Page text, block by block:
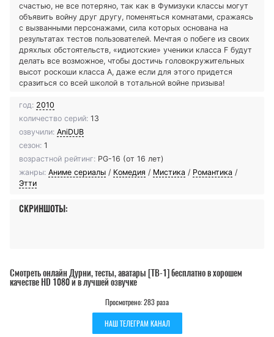
счастью, не все потеряно, так как в Фумизуки классы могут
объявить войну друг другу, поменяться комнатами, сражаясь
с вызванными персонажами, сила которых основана на
результатах тестов пользователей. Мечтая о побеге из своих
дряхлых обстоятельств, «идиотские» ученики класса F будут
делать все возможное, чтобы достичь головокружительных
высот роскоши класса А, даже если для этого придется
сразиться со всей школой в тотальной войне призыва!
год: 2010
количество серий: 13
озвучили: AniDUB
сезон: 1
возрастной рейтинг: PG-16 (от 16 лет)
жанры: Аниме сериалы / Комедия / Мистика / Романтика /
Этти
СКРИНШОТЫ:
Смотреть онлайн Дурни, тесты, аватары [ТВ-1] бесплатно в хорошем
качестве HD 1080 и в лучшей озвучке
Просмотрено: 283 раза
НАШ ТЕЛЕГРАМ КАНАЛ